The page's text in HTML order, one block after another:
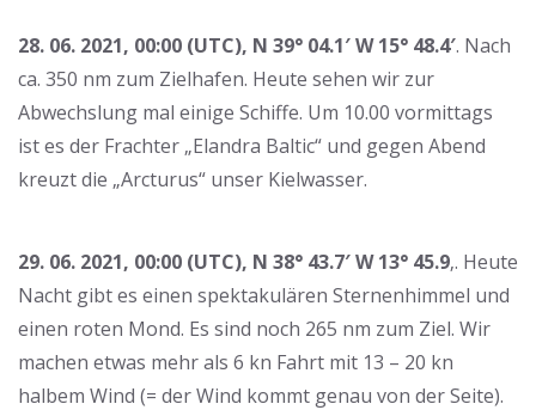
28. 06. 2021, 00:00 (UTC), N 39° 04.1′ W 15° 48.4′. Nach
ca. 350 nm zum Zielhafen. Heute sehen wir zur
Abwechslung mal einige Schiffe. Um 10.00 vormittags
ist es der Frachter „Elandra Baltic“ und gegen Abend
kreuzt die „Arcturus“ unser Kielwasser.
29. 06. 2021, 00:00 (UTC), N 38° 43.7′ W 13° 45.9‚. Heute
Nacht gibt es einen spektakulären Sternenhimmel und
einen roten Mond. Es sind noch 265 nm zum Ziel. Wir
machen etwas mehr als 6 kn Fahrt mit 13 – 20 kn
halbem Wind (= der Wind kommt genau von der Seite).